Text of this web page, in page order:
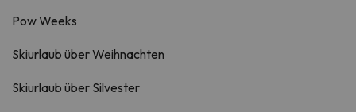
Pow Weeks
Skiurlaub über Weihnachten
Skiurlaub über Silvester